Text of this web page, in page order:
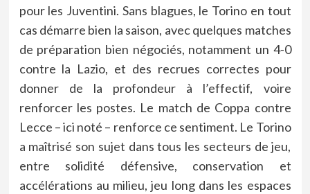
pour les Juventini. Sans blagues, le Torino en tout
cas démarre bien la saison, avec quelques matches
de préparation bien négociés, notamment un 4-0
contre la Lazio, et des recrues correctes pour
donner de la profondeur à l’effectif, voire
renforcer les postes. Le match de Coppa contre
Lecce – ici noté – renforce ce sentiment. Le Torino
a maîtrisé son sujet dans tous les secteurs de jeu,
entre solidité défensive, conservation et
accélérations au milieu, jeu long dans les espaces